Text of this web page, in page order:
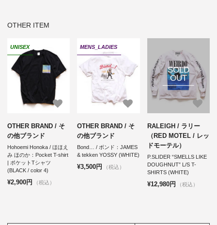
OTHER ITEM
UNISEX
OTHER BRAND / そ
の他ブランド
Hohoemi Honoka / ほほえ
み ほのか：Pocket T-shirt
| ポケットTシャツ
(BLACK / color 4)
¥2,900円 （税込）
MENS_LADIES
OTHER BRAND / そ
の他ブランド
Bond… / ボンド：JAMES
& tekken YOSSY (WHITE)
¥3,500円 （税込）
SOLD
OUT
RALEIGH / ラリー
（RED MOTEL / レッ
ドモーテル）
P.SLIDER “SMELLS LIKE
DOUGHNUT” L/S T-
SHIRTS (WHITE)
¥12,980円 （税込）